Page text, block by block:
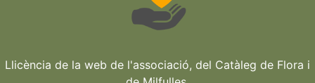
Llicència de la web de l'associació, del Catàleg de Flora i